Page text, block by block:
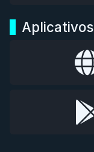
Aplicativos